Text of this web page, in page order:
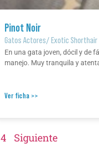
Pinot Noir
Gatos Actores/Exotic Shorthair
En una gata joven, dócil y de
manejo. Muy tranquila y
Ver ficha >>
4 Siguiente